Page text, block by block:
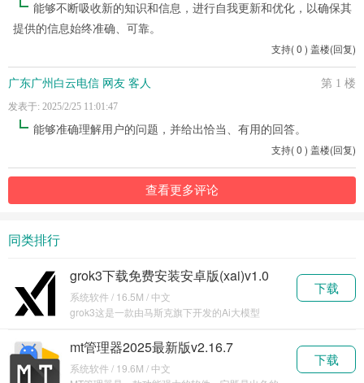
能够不断吸收新的知识和信息，进行自我更新和优化，以确保其
提供的信息始终准确、可靠。
支持(0 ) 盖楼(回复)
第 1 楼
广东广州白云电信 网友 客人
发表于: 2025/2/25 11:01:47
能够准确理解用户的问题，并给出恰当、有用的回答。
支持(0 ) 盖楼(回复)
查看更多评论
同类排行
grok3下载免费安装安卓版(xai)v1.0
系统软件 / 16.5M / 中文
grok3这是一款由马斯克旗下开发的Ai大模型
下载
mt管理器2025最新版v2.16.7
系统软件 / 19.6M / 中文
下载